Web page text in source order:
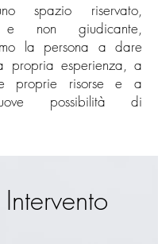
spazio riservato,
e non giudicante,
la persona a dare
propria esperienza, a
proprie risorse e a
possibilità di